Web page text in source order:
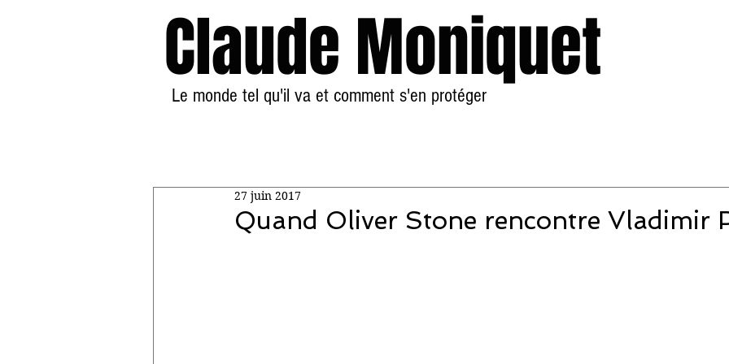
Claude Moniquet
Le monde tel qu'il va et comment s'en protéger
Quand Oliver Stone rencontre Vladimir
27 juin 2017